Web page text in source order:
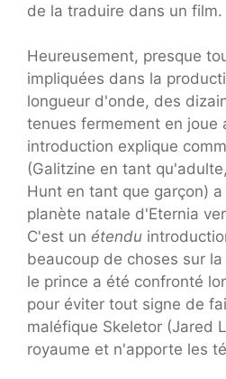
de la traduire dans un film.
Heureusement, presque
impliquées dans la
longueur d'onde, des
tenues fermement en joue
introduction explique
(Galitzine en tant
Hunt en tant que garçon)
planète natale d'Eternia
C'est un étendu
beaucoup de choses sur
le prince a été confronté
pour éviter tout signe de
maléfique Skeletor (Jared
royaume et n'apporte les